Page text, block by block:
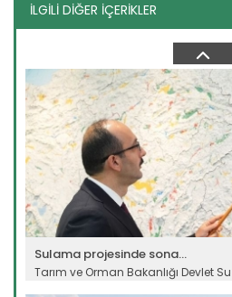
İLGİLİ DİĞER İÇERİKLER
Bafra Ovası'nda karnabahar...
Samsun'un Bafra ilçesinde 2025
Devamını Oku ->
Sulama projesinde sona...
Tarım ve Orman Bakanlığı Devlet